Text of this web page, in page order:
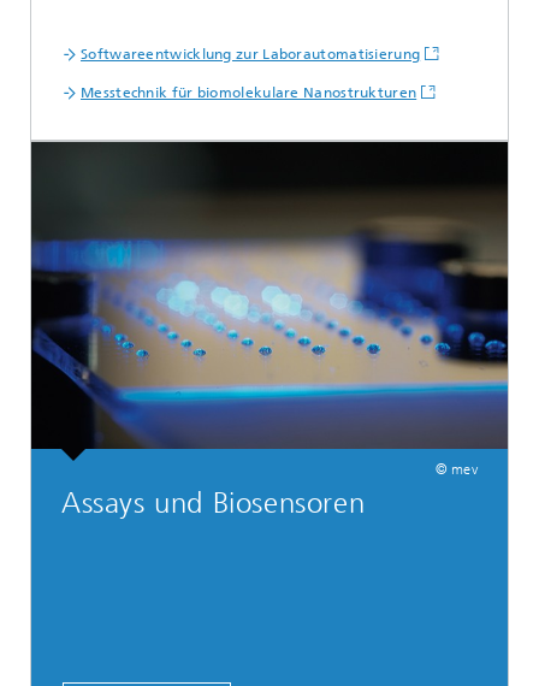
Softwareentwicklung zur Laborautomatisierung
Messtechnik für biomolekulare Nanostrukturen
© mev
Assays und Biosensoren